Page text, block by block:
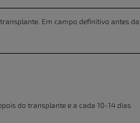
Em campo definitivo antes da
do transplante e a cada 10-14 dias